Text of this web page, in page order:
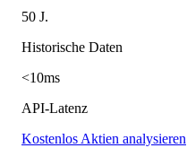
50 J.
Historische Daten
<10ms
API-Latenz
Kostenlos Aktien analysieren